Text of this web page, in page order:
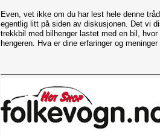
Even, vet ikke om du har lest hele denne
egentlig litt på siden av diskusjonen. Det vi
trekkbil med bilhenger lastet med en bil,
hengeren. Hva er dine erfaringer og